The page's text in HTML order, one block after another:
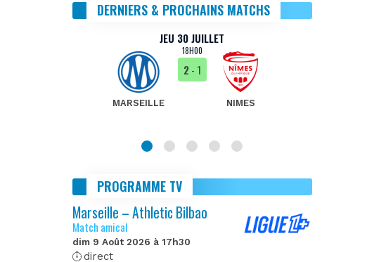
DERNIERS & PROCHAINS MATCHS
JEU 30 JUILLET
18H00
MARSEILLE
2- 1
NIMES
PROGRAMME TV
Marseille – Athletic Bilbao
Match amical
dim 9 Août 2026 à 17h30
direct